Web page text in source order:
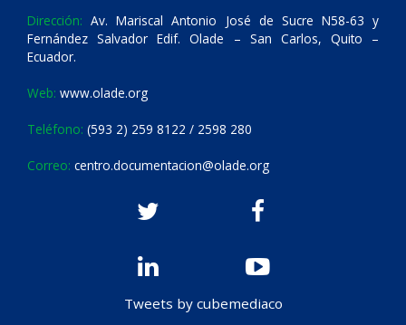
Dirección: Av. Mariscal Antonio José de Sucre N58-63 y
Fernández Salvador Edif. Olade – San Carlos, Quito –
Ecuador.
Web: www.olade.org
Teléfono: (593 2) 259 8122 / 2598 280
Correo: centro.documentacion@olade.org
Tweets by cubemediaco